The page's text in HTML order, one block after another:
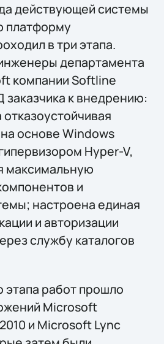
действующей системы
платформу
в три этапа.
департамента
компании Softline
к внедрению:
основе Windows
Hyper-V,
максимальную
и
настроена единая
и авторизации
службу каталогов
этапа работ прошло
Microsoft
и Microsoft Lync